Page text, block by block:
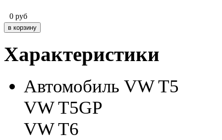
0 руб
Характеристики
Автомобиль VW T5
VW T5GP
VW T6